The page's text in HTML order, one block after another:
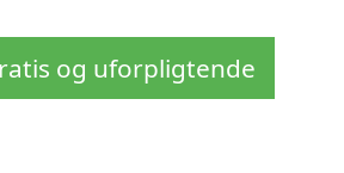
og uforpligtende